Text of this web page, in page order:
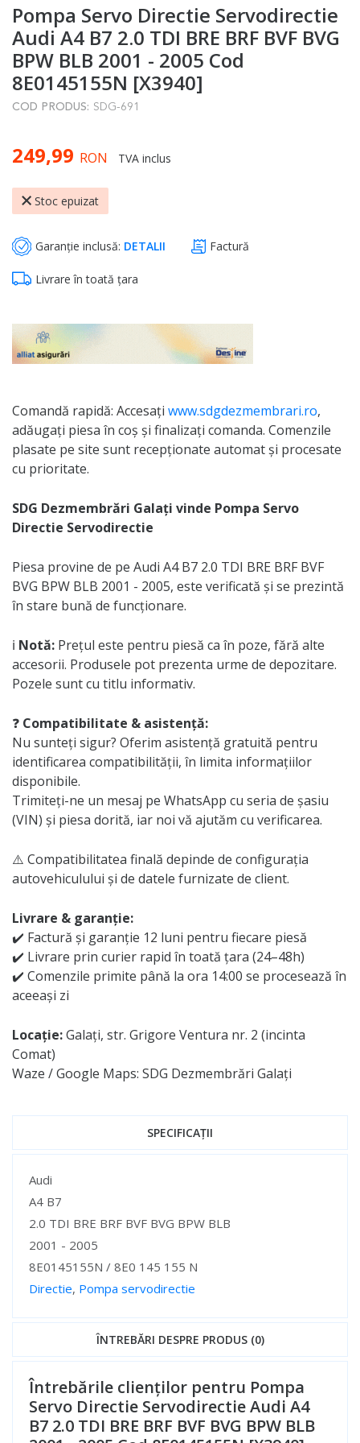
to
the
beginning
of
the
images
Pompa Servo Directie Servodirectie
Audi A4 B7 2.0 TDI BRE BRF BVF BVG
BPW BLB 2001 - 2005 Cod
8E0145155N [X3940]
COD PRODUS: SDG-691
249,99 RON TVA inclus
Stoc epuizat
Garanție inclusă: DETALII Factură
Livrare în toată țara
Comandă rapidă: Accesați www.sdgdezmembrari.ro,
adăugați piesa în coș și finalizați comanda. Comenzile
plasate pe site sunt recepționate automat și procesate
cu prioritate.
SDG Dezmembrări Galați vinde Pompa Servo
Directie Servodirectie
Piesa provine de pe Audi A4 B7 2.0 TDI BRE BRF BVF
BVG BPW BLB 2001 - 2005, este verificată și se prezintă
în stare bună de funcționare.
ℹ️ Notă: Prețul este pentru piesă ca în poze, fără alte
accesorii. Produsele pot prezenta urme de depozitare.
Pozele sunt cu titlu informativ.
❓ Compatibilitate & asistență:
Nu sunteți sigur? Oferim asistență gratuită pentru
identificarea compatibilității, în limita informațiilor
disponibile.
Trimiteți-ne un mesaj pe WhatsApp cu seria de șasiu
(VIN) și piesa dorită, iar noi vă ajutăm cu verificarea.
⚠️ Compatibilitatea finală depinde de configurația
autovehiculului și de datele furnizate de client.
Livrare & garanție:
✔️ Factură și garanție 12 luni pentru fiecare piesă
✔️ Livrare prin curier rapid în toată țara (24–48h)
✔️ Comenzile primite până la ora 14:00 se procesează în
aceeași zi
Locație:Galați, str. Grigore Ventura nr. 2 (incinta
Comat)
Waze / Google Maps: SDG Dezmembrări Galați
SPECIFICAȚII
Specificații
Audi
A4 B7
2.0 TDI BRE BRF BVF BVG BPW BLB
2001 - 2005
8E0145155N / 8E0 145 155 N
Directie, Pompa servodirectie
ÎNTREBĂRI DESPRE PRODUS (0)
Întrebările clienților pentru Pompa
Servo Directie Servodirectie Audi A4
B7 2.0 TDI BRE BRF BVF BVG BPW BLB